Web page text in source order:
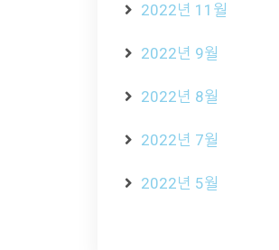
2022년 11월
2022년 9월
2022년 8월
2022년 7월
2022년 5월